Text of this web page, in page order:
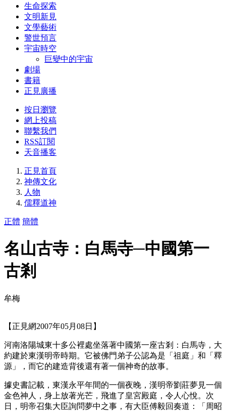
生命探索
文明新見
文學藝術
警世預言
宇宙時空
巨變中的宇宙
劇場
書籍
正見廣播
按日瀏覽
網上投稿
聯繫我們
RSS訂閱
天音播客
正見首頁
神傳文化
人物
儒釋道神
正體 簡體
名山古寺：白馬寺─中國第一
古剎
牟梅
【正見網2007年05月08日】
河南洛陽城東十多公裡處坐落著中國第一座古剎：白馬寺，大
約建於東漢明帝時期。它被佛門弟子公認為是「祖庭」和「釋
源」，而它的建造背後還有著一個神奇的故事。
據史書記載，東漢永平年間的一個夜晚，漢明帝劉莊夢見一個
金色神人，身上放著光芒，飛進了皇宮殿庭，令人心悅。次
日，明帝召集大臣詢問夢中之事，有大臣傅毅回奏道：「周昭